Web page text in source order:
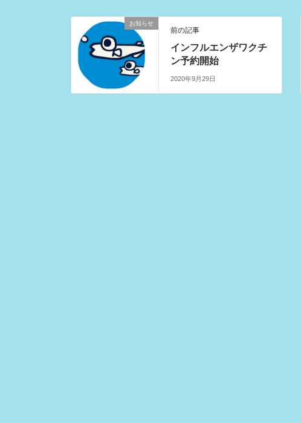
お知らせ
前の記事
インフルエンザワクチ
ン予約開始
2020年9月29日